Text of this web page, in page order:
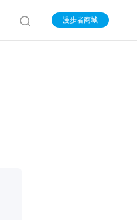
漫步者商城